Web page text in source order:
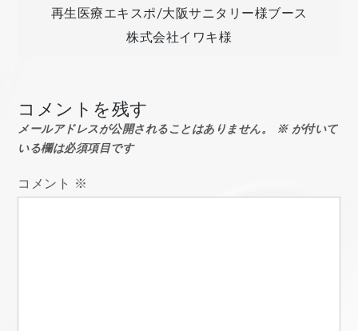
投
ナ
ビ
ゲ
再生医療エキスポ/大阪サニタリー様ブース
株式会社イワキ様
コメントを残す
メールアドレスが公開されることはありません。 ※が付いて
いる欄は必須項目です
コメント ※